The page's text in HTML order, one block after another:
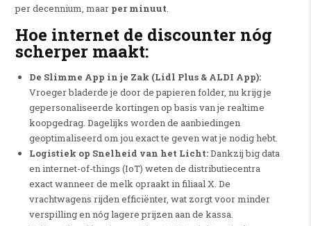
per decennium, maar per minuut.
Hoe internet de discounter nóg
scherper maakt:
De Slimme App in je Zak (Lidl Plus & ALDI App):
Vroeger bladerde je door de papieren folder, nu krijg je
gepersonaliseerde kortingen op basis van je realtime
koopgedrag. Dagelijks worden de aanbiedingen
geoptimaliseerd om jou exact te geven wat je nodig hebt.
Logistiek op Snelheid van het Licht:Dankzij big data
en internet-of-things (IoT) weten de distributiecentra
exact wanneer de melk opraakt in filiaal X. De
vrachtwagens rijden efficiënter, wat zorgt voor minder
verspilling en nóg lagere prijzen aan de kassa.